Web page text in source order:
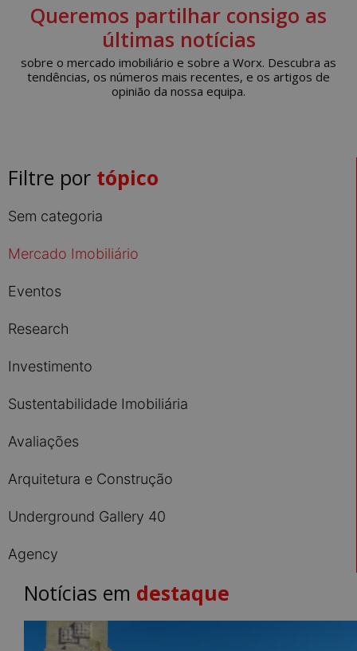
Queremos partilhar consigo as
últimas notícias
sobre o mercado imobiliário e sobre a Worx. Descubra as
tendências, os números mais recentes, e os artigos de
opinião da nossa equipa.
Filtre por tópico
Sem categoria
Mercado Imobiliário
Eventos
Research
Investimento
Sustentabilidade Imobiliária
Avaliações
Arquitetura e Construção
Underground Gallery 40
Agency
Notícias em destaque